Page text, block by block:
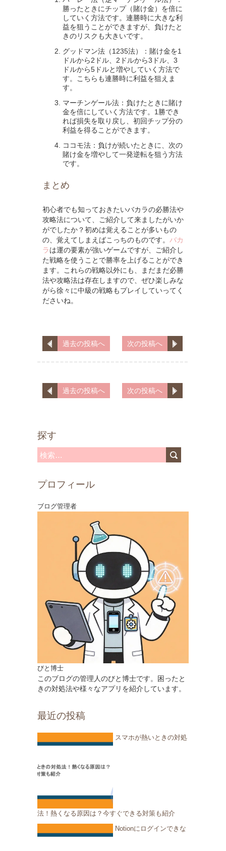
勝ったときにチップ（賭け金）を倍に
していく方法です。連勝時に大きな利
益を狙うことができますが、負けたと
きのリスクも大きいです。
グッドマン法（1235法）：賭け金を1
ドルから2ドル、2ドルから3ドル、3
ドルから5ドルと増やしていく方法で
す。こちらも連勝時に利益を狙えま
す。
マーチンゲール法：負けたときに賭け
金を倍にしていく方法です。1勝でき
れば損失を取り戻し、初回チップ分の
利益を得ることができます。
ココモ法：負けが続いたときに、次の
賭け金を増やして一発逆転を狙う方法
です。
まとめ
初心者でも知っておきたいバカラの必勝法や
攻略法について、ご紹介して来ましたがいか
がでしたか？初めは覚えることが多いもの
の、覚えてしまえばこっちのものです。 バカ
ラは運の要素が強いゲームですが、ご紹介し
た戦略を使うことで勝率を上げることができ
ます。これらの戦略以外にも、まだまだ必勝
法や攻略法は存在しますので、ぜひ楽しみな
がら徐々に中級の戦略もプレイしていってく
ださいね。
過去の投稿へ 次の投稿へ
過去の投稿へ 次の投稿へ
探す
検
:プロフィール
ブログ管理者
びと博士
このブログの管理人のびと博士です。困ったと
きの対処法や様々なアプリを紹介しています。
最近の投稿
スマホが熱いときの対処
法！熱くなる原因は？今すぐできる対策も紹介
Notionにログインできな